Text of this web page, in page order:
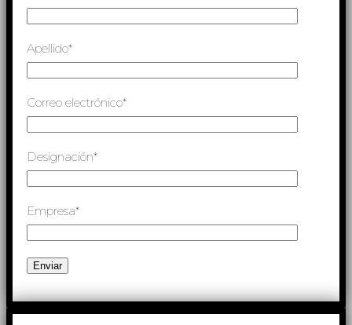
Apellido*
Correo electrónico*
Designación*
Empresa*